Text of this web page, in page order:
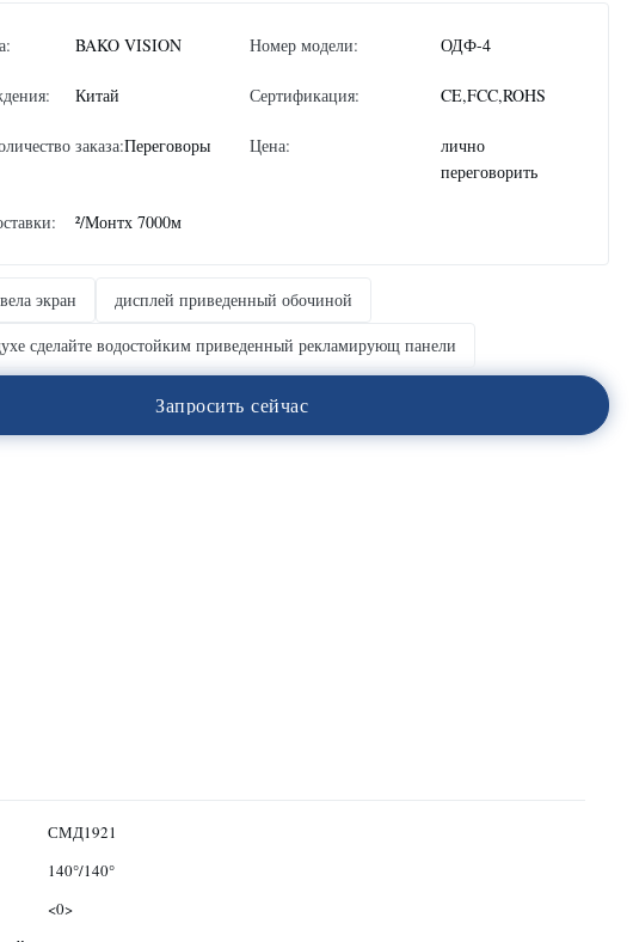
BAKO VISION Номер модели: ОДФ-4
Китай Сертификация: CE,FCC,ROHS
заказа:Переговоры Цена:
лично
переговорить
²/Монтх 7000м
экран
дисплей приведенный обочиной
сделайте водостойким приведенный рекламирующ панели
Запросить сейчас
СМД1921
140°/140°
<0>